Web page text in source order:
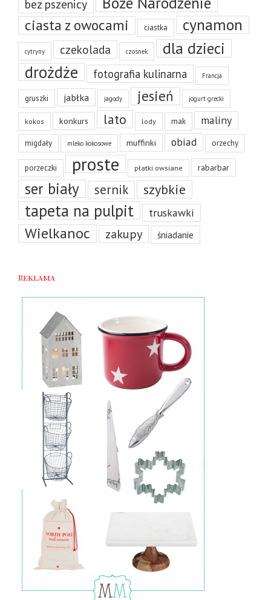
bez pszenicy
ciasta z owocami ciastka cynamon
cytryny czekolada czosnek dla dzieci
drożdże fotografia kulinarna Francja
gruszki jabłka jagody jesień jogurt grecki
kokos konkurs lato lody mak maliny
migdały mleko kokosowe muffinki obiad orzechy
porzeczki proste płatki owsiane rabarbar
ser biały sernik szybkie
tapeta na pulpit truskawki
Wielkanoc zakupy śniadanie
Reklama